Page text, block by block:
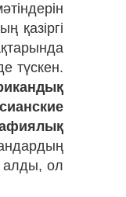
қазіргі
түскен.
алды, ол